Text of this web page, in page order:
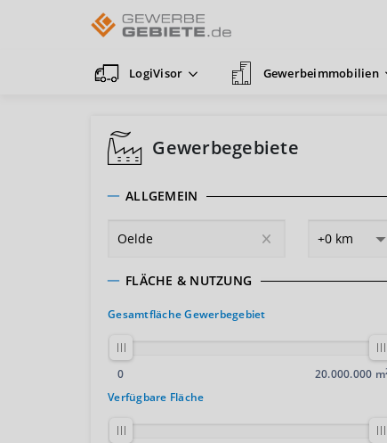
LogiVisor Gewerbeimmobilien
Gewerbegebiete
ALLGEMEIN
FLÄCHE & NUTZUNG
Gesamtfläche Gewerbegebiet
0 20.000.000 m
Verfügbare Fläche